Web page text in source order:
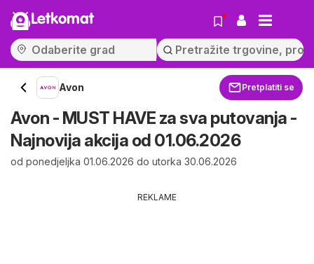
Letkomat
Avon Pretplatiti se
Avon - MUST HAVE za sva putovanja -
Najnovija akcija od 01.06.2026
od ponedjeljka 01.06.2026 do utorka 30.06.2026
REKLAME